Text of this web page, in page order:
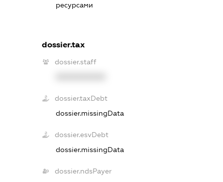
ресурсами
dossier.tax
dossier.staff
dossier.taxDebt
dossier.missingData
dossier.esvDebt
dossier.missingData
dossier.ndsPayer